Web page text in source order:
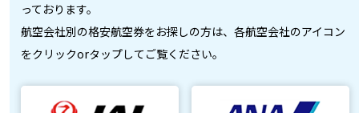
っております。
航空会社別の格安航空券をお探しの方は、各航空会社のアイコン
をクリックorタップしてご覧ください。